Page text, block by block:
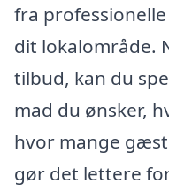
fra
dit lokalområde.
tilbud, kan du
mad du ønsker,
hvor mange
gør det lettere